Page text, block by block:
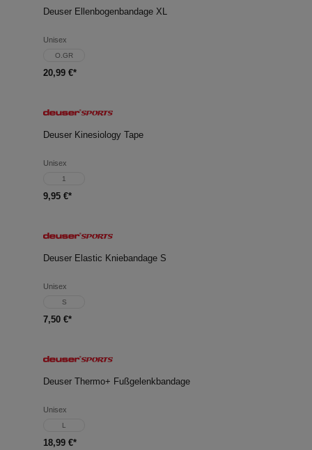
Deuser Ellenbogenbandage XL
Unisex
O.GR
20,99 €*
Deuser Kinesiology Tape
Unisex
1
9,95 €*
Deuser Elastic Kniebandage S
Unisex
S
7,50 €*
Deuser Thermo+ Fußgelenkbandage
Unisex
L
18,99 €*